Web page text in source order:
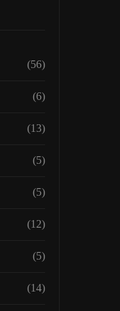
(56)
(6)
(13)
(5)
(5)
(12)
(5)
(14)